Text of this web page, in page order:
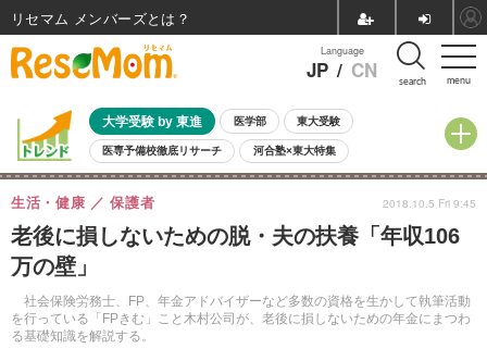
menu
Language
JP / CN search
大学受験 by 東進 医学部 東大受験
医専予備校徹底リサーチ 河合塾×東大特集
親子で考える大学選び 高校受験 中学受験 小学校受験
共通テスト 夏休み
8月開催イベント・WS 全国公立高校 過去問 人気記事
自由研究教材（小学生向け）
老後に損しないための脱・夫の扶養「年収106
万の壁」
社会保険労務士、FP、年金アドバイザーなど多数の資格を生かして執筆活動
を行っている「FPきむ」こと木村公司が、老後に損しないための年金にまつわ
る基礎知識を解説する。
生活・健康 保護者 2018.10.5 Fri 9:45
リセマム メンバーズ